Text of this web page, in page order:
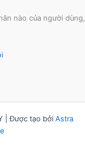
nào của người dùng,
| Được tạo bởi Astra